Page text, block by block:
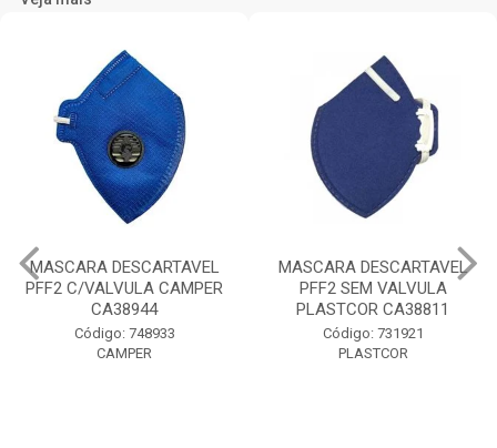
MASCARA DESCARTAVEL
PFF2 C/VALVULA CAMPER
CA38944
Código: 748933
CAMPER
MASCARA DESCARTAVEL
PFF2 SEM VALVULA
PLASTCOR CA38811
Código: 731921
PLASTCOR